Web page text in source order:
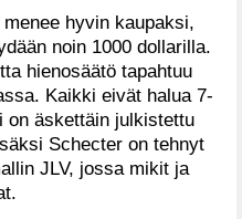
hyvin kaupaksi,
noin 1000 dollarilla.
hienosäätö tapahtuu
Kaikki eivät halua 7-
äskettäin julkistettu
Schecter on tehnyt
JLV, jossa mikit ja